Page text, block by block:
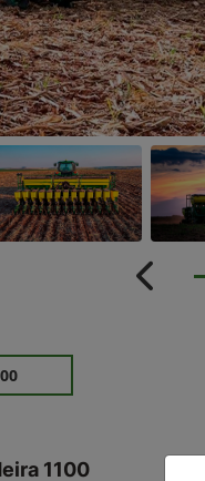
Anterior
1100